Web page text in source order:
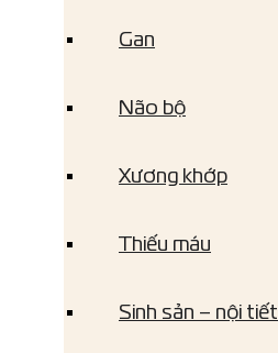
Gan
Não bộ
Xương khớp
Thiếu máu
Sinh sản – nội tiết